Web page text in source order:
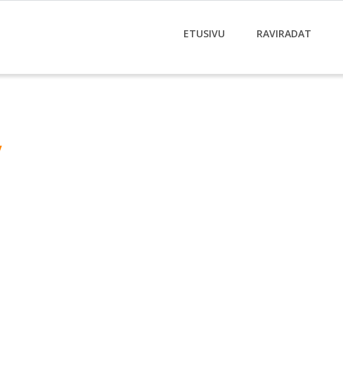
ETUSIVU RAVIRADAT